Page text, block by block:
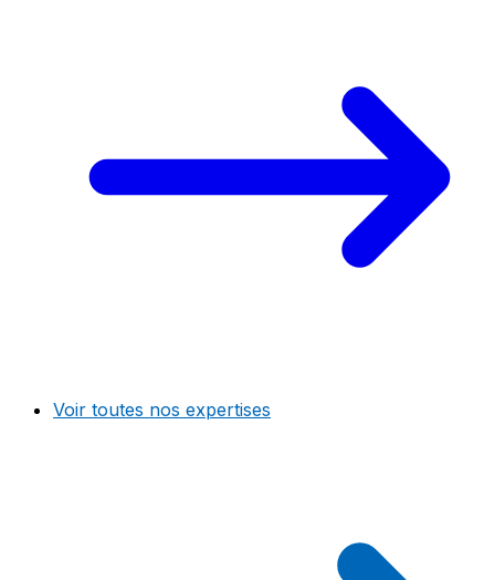
Voir toutes nos expertises